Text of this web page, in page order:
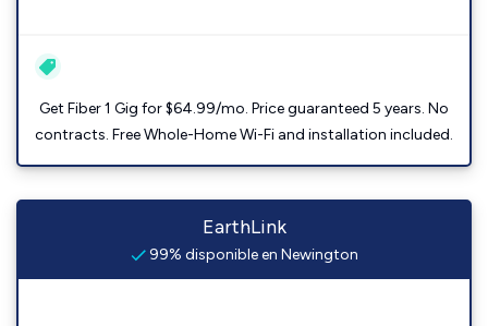
Get Fiber 1 Gig for $64.99/mo. Price guaranteed 5 years. No
contracts. Free Whole-Home Wi-Fi and installation included.
EarthLink
99% disponible en Newington